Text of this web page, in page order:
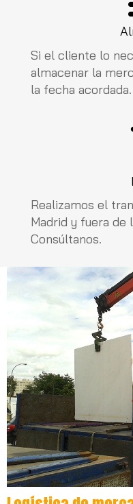
Si el cliente lo
almacenar la
la fecha acordada.
Realizamos el
Madrid y fuera de
Consúltanos.